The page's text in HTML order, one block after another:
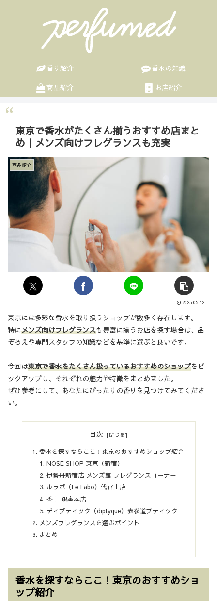
香り紹介
香水の知識
商品紹介
お店紹介
東京で香水がたくさん揃うおすすめ店まと
め｜メンズ向けフレグランスも充実
商品紹介
2025.05.12
東京には多彩な香水を取り扱うショップが数多く存在します。
特にメンズ向けフレグランスも豊富に揃うお店を探す場合は、品
ぞろえや専門スタッフの知識などを基準に選ぶと良いです。
今回は東京で香水をたくさん扱っているおすすめのショップをピ
ックアップし、それぞれの魅力や特徴をまとめました。
ぜひ参考にして、あなたにぴったりの香りを見つけてみてくださ
い。
目次
香水を探すならここ！東京のおすすめショップ紹介
NOSE SHOP 東京（新宿）
伊勢丹新宿店 メンズ館 フレグランスコーナー
ルラボ（Le Labo）代官山店
香十 銀座本店
ディプティック（diptyque）表参道ブティック
メンズフレグランスを選ぶポイント
まとめ
香水を探すならここ！東京のおすすめショ
ップ紹介